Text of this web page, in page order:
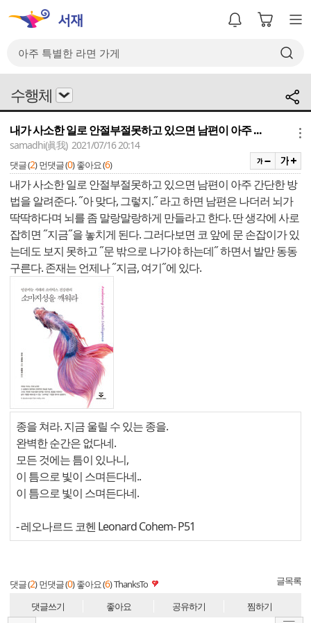
수행체
내가 사소한 일로 안절부절못하고 있으면 남편이 아주 ...
samadhi(眞我) 2021/07/16 20:14
댓글 (2) 먼댓글 (0) 좋아요 (6)
내가 사소한 일로 안절부절못하고 있으면 남편이 아주 간단한 방
법을 알려준다. ˝아 맞다, 그렇지.˝ 라고 하면 남편은 나더러 뇌가
딱딱하다며 뇌를 좀 말랑말랑하게 만들라고 한다. 딴 생각에 사로
잡히면 ˝지금˝을 놓치게 된다. 그러다보면 코 앞에 문 손잡이가 있
는데도 보지 못하고 ˝문 밖으로 나가야 하는데˝ 하면서 발만 동동
구른다. 존재는 언제나 ˝지금, 여기˝에 있다.
종을 쳐라. 지금 울릴 수 있는 종을.
완벽한 순간은 없다네.
모든 것에는 틈이 있나니,
이 틈으로 빛이 스며든다네..
이 틈으로 빛이 스며든다네.
- 레오나르드 코헨 Leonard Cohem- P51
댓글 (2) 먼댓글 (0) 좋아요 (6)ThanksTo 글목록
댓글쓰기 좋아요 공유하기 찜하기